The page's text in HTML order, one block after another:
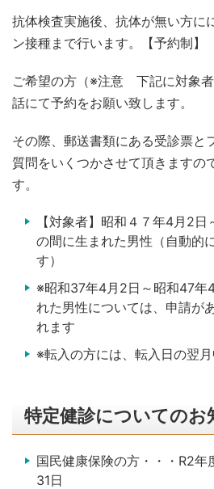
抗体検査実施後、抗体が無い方に
ン接種まで行います。【予約制】
ご希望の方（※注意 下記に対象
話にて予約をお願い致します。
その際、郵送書類にある受診票と
質問をいくつかさせて頂きますの
す。
【対象者】昭和４７年4月2
の間に生まれた男性（自動的
す）
※昭和37年4月2日～昭和47年
れた男性については、申請が
れます
※転入の方には、転入日の翌
特定健診についてのお
国民健康保険の方・・・R2
31日